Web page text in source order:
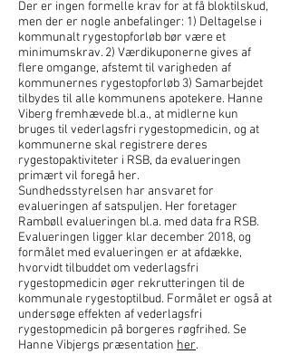
Der er ingen formelle krav for at få bloktilskud,
men der er nogle anbefalinger: 1) Deltagelse i
kommunalt rygestopforløb bør være et
minimumskrav. 2) Værdikuponerne gives af
flere omgange, afstemt til varigheden af
kommunernes rygestopforløb 3) Samarbejdet
tilbydes til alle kommunens apotekere. Hanne
Viberg fremhævede bl.a., at midlerne kun
bruges til vederlagsfri rygestopmedicin, og at
kommunerne skal registrere deres
rygestopaktiviteter i RSB, da evalueringen
primært vil foregå her.
Sundhedsstyrelsen har ansvaret for
evalueringen af satspuljen. Her foretager
Rambøll evalueringen bl.a. med data fra RSB.
Evalueringen ligger klar december 2018, og
formålet med evalueringen er at afdække,
hvorvidt tilbuddet om vederlagsfri
rygestopmedicin øger rekrutteringen til de
kommunale rygestoptilbud. Formålet er også at
undersøge effekten af vederlagsfri
rygestopmedicin på borgeres røgfrihed. Se
Hanne Vibjergs præsentation her.